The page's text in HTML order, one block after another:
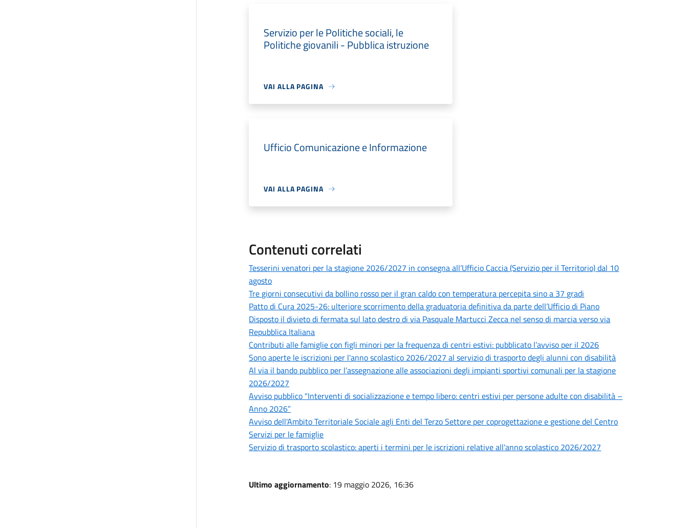
Servizio per le Politiche sociali, le
Politiche giovanili - Pubblica istruzione
VAI ALLA PAGINA
Ufficio Comunicazione e Informazione
VAI ALLA PAGINA
Contenuti correlati
Tesserini venatori per la stagione 2026/2027 in consegna all’Ufficio Caccia (Servizio per il Territorio) dal 10
agosto
Tre giorni consecutivi da bollino rosso per il gran caldo con temperatura percepita sino a 37 gradi
Patto di Cura 2025-26: ulteriore scorrimento della graduatoria definitiva da parte dell’Ufficio di Piano
Disposto il divieto di fermata sul lato destro di via Pasquale Martucci Zecca nel senso di marcia verso via
Repubblica Italiana
Contributi alle famiglie con figli minori per la frequenza di centri estivi: pubblicato l’avviso per il 2026
Sono aperte le iscrizioni per l'anno scolastico 2026/2027 al servizio di trasporto degli alunni con disabilità
Al via il bando pubblico per l’assegnazione alle associazioni degli impianti sportivi comunali per la stagione
2026/2027
Avviso pubblico "Interventi di socializzazione e tempo libero: centri estivi per persone adulte con disabilità –
Anno 2026”
Avviso dell'Ambito Territoriale Sociale agli Enti del Terzo Settore per coprogettazione e gestione del Centro
Servizi per le famiglie
Servizio di trasporto scolastico: aperti i termini per le iscrizioni relative all'anno scolastico 2026/2027
Ultimo aggiornamento: 19 maggio 2026, 16:36